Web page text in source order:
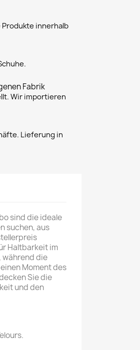
innerhalb
Fabrik
Wir importieren
Lieferung in
sind die ideale
suchen, aus
Haltbarkeit im
während die
Moment des
Sie die
und den